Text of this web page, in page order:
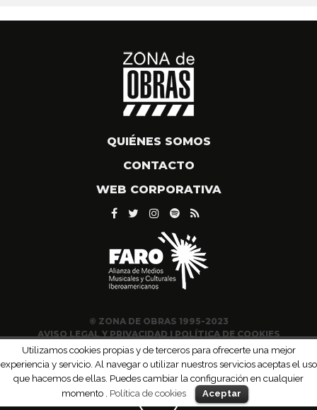
QUIÉNES SOMOS
CONTACTO
WEB CORPORATIVA
© ZONA DE OBRAS 1995-2023
AVISO LEGAL Y PRIVACIDAD|POLÍTICA DE COOKIES
Utilizamos cookies propias y de terceros para ofrecerte una mejor
experiencia y servicio. Al navegar o utilizar nuestros servicios aceptas el uso
que hacemos de ellas. Puedes cambiar la configuración en cualquier
momento . Política de cookies Aceptar